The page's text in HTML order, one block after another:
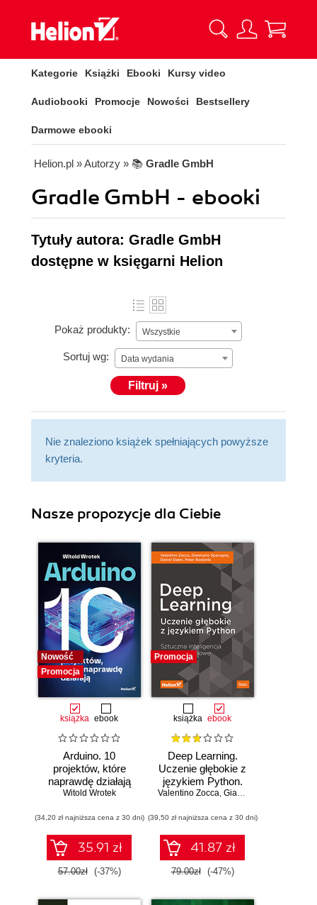
Kategorie Książki Ebooki Kursy video
Audiobooki Promocje Nowości Bestsellery
Darmowe ebooki
Helion.pl » Autorzy » 📚 Gradle GmbH
Gradle GmbH - ebooki
Tytuły autora: Gradle GmbH
dostępne w księgarni Helion
Pokaż produkty: Wszystkie
Sortuj wg: Data wydania
Filtruj »
Nie znaleziono książek spełniających powyższe
kryteria.
Nasze propozycje dla Ciebie
Nowość
Promocja
książka ebook
Arduino. 10
projektów, które
naprawdę działają
Witold Wrotek
(34,20 zł najniższa cena z 30 dni)
35.91 zł
57.00zł (-37%)
Promocja
książka ebook
Deep Learning.
Uczenie głębokie z
językiem Python.
Sztuczna
neuronowe
Valentino Zocca, Gianmario Spacagna
(39,50 zł najniższa cena z 30 dni)
41.87 zł
79.00zł (-47%)